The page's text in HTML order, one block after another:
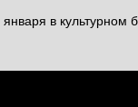
в культурном